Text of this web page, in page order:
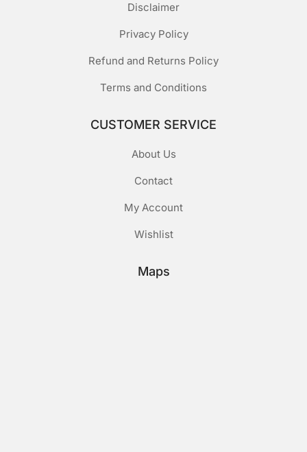
Disclaimer
Privacy Policy
Refund and Returns Policy
Terms and Conditions
CUSTOMER SERVICE
About Us
Contact
My Account
Wishlist
Maps